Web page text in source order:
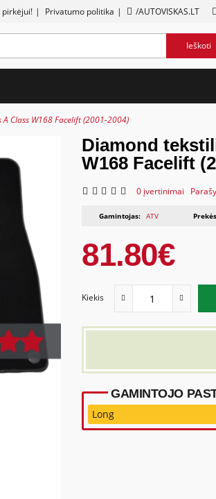
| Privatumo politika | /AUTOVISKAS.LT
Ieškoti
Class W168 Facelift (2001-2004)
Diamond
W168 Facelift
0 įvertinimai
Gamintojas: ATV
81.80€
Kiekis
GAMINTOJO
Long